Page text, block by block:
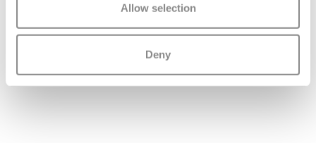
Allow selection
Deny